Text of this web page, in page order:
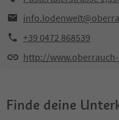
+39 0472 868539
http://
Finde deine